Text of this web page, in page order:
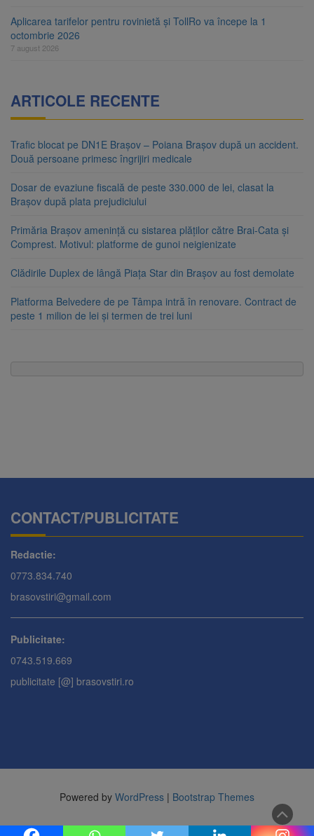
Aplicarea tarifelor pentru rovinietă și TollRo va începe la 1
octombrie 2026
7 august 2026
ARTICOLE RECENTE
Trafic blocat pe DN1E Brașov – Poiana Brașov după un accident.
Două persoane primesc îngrijiri medicale
Dosar de evaziune fiscală de peste 330.000 de lei, clasat la
Brașov după plata prejudiciului
Primăria Brașov amenință cu sistarea plăților către Brai-Cata și
Comprest. Motivul: platforme de gunoi neigienizate
Clădirile Duplex de lângă Piața Star din Brașov au fost demolate
Platforma Belvedere de pe Tâmpa intră în renovare. Contract de
peste 1 milion de lei și termen de trei luni
CONTACT/PUBLICITATE
Redactie:
0773.834.740
brasovstiri@gmail.com
Publicitate:
0743.519.669
publicitate [@] brasovstiri.ro
Powered by WordPress | Bootstrap Themes